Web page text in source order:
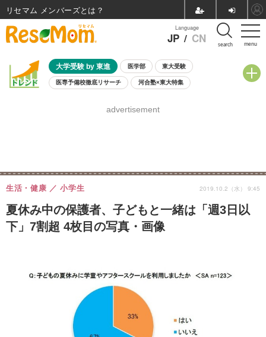
menu
Language
JP / CN search
大学受験 by 東進 医学部 東大受験
医専予備校徹底リサーチ 河合塾×東大特集
8月開催学校説明会・相談会
advertisement
夏休み中の保護者、子どもと一緒は「週3日以
下」7割超 4枚目の写真・画像
生活・健康 小学生 2019.10.2（水） 9:45
リセマム メンバーズ